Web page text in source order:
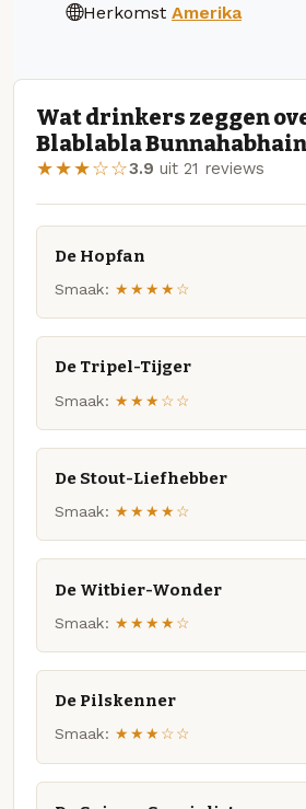
Herkomst Amerika
Wat drinkers zeggen
Blablabla Bunnahabhain
★★★☆☆3.9 uit 21 reviews
De Hopfan
Smaak: ★★★★☆
De Tripel-Tijger
Smaak: ★★★☆☆
De Stout-Liefhebber
Smaak: ★★★★☆
De Witbier-Wonder
Smaak: ★★★★☆
De Pilskenner
Smaak: ★★★☆☆